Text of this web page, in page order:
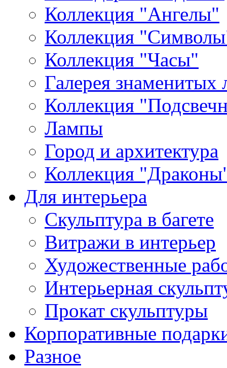
Коллекция "Ангелы"
Коллекция
Коллекция "Часы"
Галерея знаменитых
Коллекция
Лампы
Город и архитектура
Коллекция
Для интерьера
Скульптура в багете
Витражи в интерьер
Художественные
Интерьерная
Прокат скульптуры
Корпоративные
Разное